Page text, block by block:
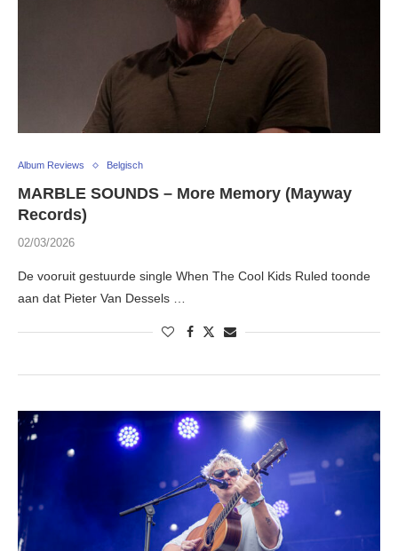
Album Reviews Belgisch
MARBLE SOUNDS – More Memory (Mayway
Records)
02/03/2026
De vooruit gestuurde single When The Cool Kids Ruled toonde
aan dat Pieter Van Dessels …